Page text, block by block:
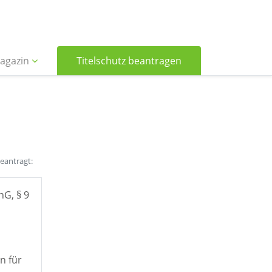
Titelschutz beantragen
§ 9
für